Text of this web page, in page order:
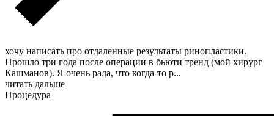
хочу написать про отдаленные результаты ринопластики.
Прошло три года после операции в бьюти тренд (мой хирург
Кашманов). Я очень рада, что когда-то р...
читать дальше
Процедура